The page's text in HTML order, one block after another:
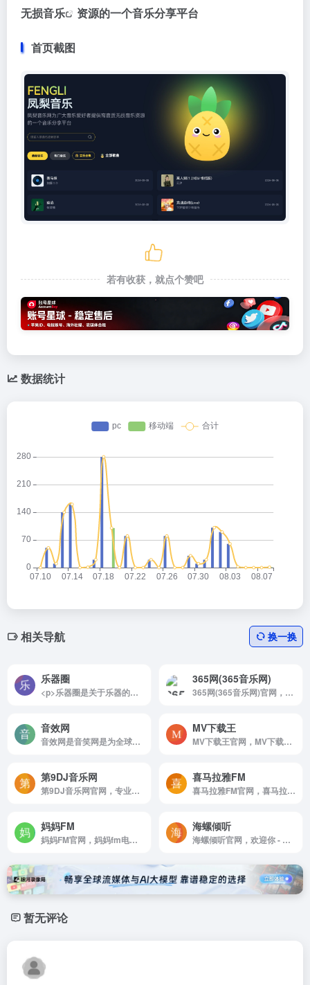
无损音乐
资源的一个音乐分享平台
首页截图
若有收获，就点个赞吧
数据统计
相关导航 换一换
乐器圈
<p>乐器圈是关于乐器的综合门户网站，提供各种乐器的知识教程、乐曲曲谱，以及钢琴、吉他、二胡、古筝等热门乐器的简谱搜索和浏览。</p>
365网(365音乐网)
365网(365音乐网)官网，高品质音乐Mp3下载试听网站，提供最新最好听的流行歌曲，网络歌曲，以及权威，全面的歌曲排行榜。
音效网
音效网是音笑网是为全球音效设计师、影视配乐师、音乐制作人、游戏音效师、背景音乐创作者等精心打造的一个垂直搜索和共享音效、配乐及声音素材的在线创作分享和推广平台！
MV下载王
MV下载王官网，MV下载王：最新最全的高清音乐mv，找好看的mtv视频就来MvXZ，com
第9DJ音乐网
第9DJ音乐网官网，专业DJ团队精心制作好听的串烧，打造车载DJ舞曲，提供高音质在线试听及MP3下载，全方位满足DJ音乐爱好者的需求。
喜马拉雅FM
喜马拉雅FM官网，喜马拉雅是国内领先的音频分享平台， 汇集了有声小说，儿童故事，相声评书，京剧戏曲，新闻段子，广播电台等数亿条免费声音内容， 听书，听小说，听故事，听儿歌，听音乐， 为您找到每一天的精神食粮！
妈妈FM
妈妈FM官网，妈妈fm电台在线收听有声读物，是一个提供包括育儿知识，情感语录，儿童故事，生活智慧等节目的网络电台。用心聆听每一个人的心声，用最温暖的声音，为妈妈们排忧解难，用最动听的音符，感动每一个听众。聆听妈妈fm，更懂生活更懂爱。
海螺倾听
海螺倾听官网，欢迎你 - 海螺倾听，提供高品质音乐MP3的个性化推荐，发布，P2P下载服务，以及线下音乐活动等互动内容
暂无评论